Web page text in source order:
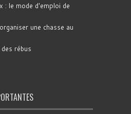
: le mode d'emploi de
une chasse au
rébus